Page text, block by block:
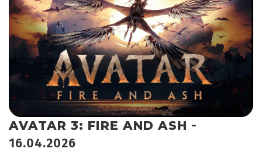
AVATAR 3: FIRE AND ASH -
16.04.2026